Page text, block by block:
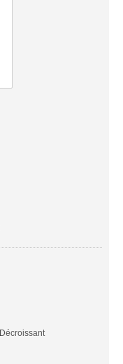
Décroissant